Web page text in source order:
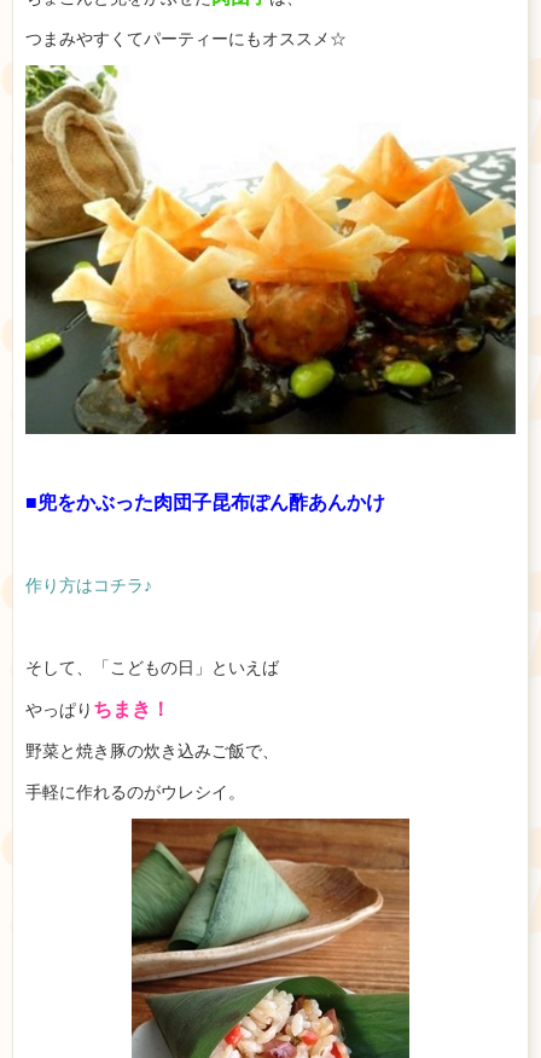
つまみやすくてパーティーにもオススメ☆
■兜をかぶった肉団子昆布ぽん酢あんかけ
作り方はコチラ♪
そして、「こどもの日」といえば
やっぱり ちまき！
野菜と焼き豚の炊き込みご飯で、
手軽に作れるのがウレシイ。